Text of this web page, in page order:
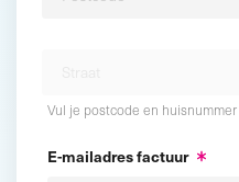
Vul je postcode en huisnummer
E-mailadres factuur